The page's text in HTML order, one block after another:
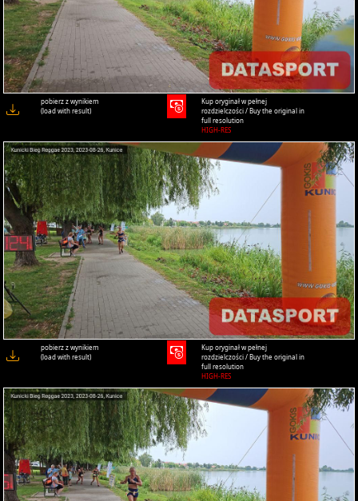
pobierz z wynikiem
(load with result)
Kup oryginał w pełnej
rozdzielczości / Buy the original in
full resolution
HIGH-RES
pobierz z wynikiem
(load with result)
Kup oryginał w pełnej
rozdzielczości / Buy the original in
full resolution
HIGH-RES